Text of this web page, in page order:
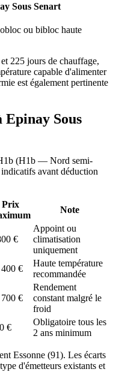
Sous Senart
ou bibloc haute
225 jours de chauffage,
capable d'alimenter
est également pertinente
Epinay Sous
(H1b — Nord semi-
avant déduction
Prix
Note
€
Appoint ou
climatisation
uniquement
400 €
Haute température
recommandée
700 €
Rendement
constant malgré le
froid
€
Obligatoire tous les
2 ans minimum
Essonne (91). Les écarts
d'émetteurs existants et